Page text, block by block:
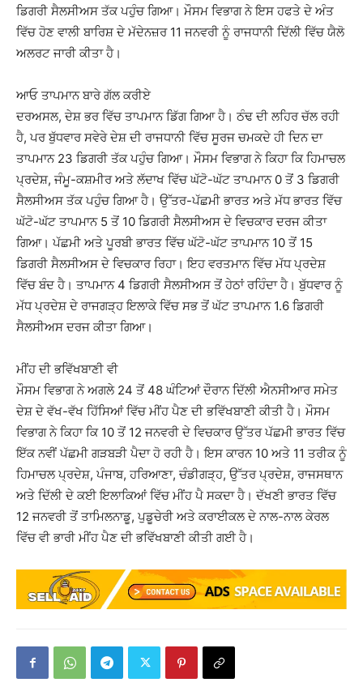
ਡਿਗਰੀ ਸੈਲਸੀਅਸ ਤੱਕ ਪਹੁੰਚ ਗਿਆ। ਮੌਸਮ ਵਿਭਾਗ ਨੇ ਇਸ ਹਫਤੇ ਦੇ ਅੰਤ
ਵਿੱਚ ਹੋਣ ਵਾਲੀ ਬਾਰਿਸ਼ ਦੇ ਮੱਦੇਨਜ਼ਰ 11 ਜਨਵਰੀ ਨੂੰ ਰਾਜਧਾਨੀ ਦਿੱਲੀ ਵਿੱਚ ਯੈਲੋ
ਅਲਰਟ ਜਾਰੀ ਕੀਤਾ ਹੈ।
ਆਓ ਤਾਪਮਾਨ ਬਾਰੇ ਗੱਲ ਕਰੀਏ
ਦਰਅਸਲ, ਦੇਸ਼ ਭਰ ਵਿੱਚ ਤਾਪਮਾਨ ਡਿੱਗ ਗਿਆ ਹੈ। ਠੰਢ ਦੀ ਲਹਿਰ ਚੱਲ ਰਹੀ
ਹੈ, ਪਰ ਬੁੱਧਵਾਰ ਸਵੇਰੇ ਦੇਸ਼ ਦੀ ਰਾਜਧਾਨੀ ਵਿੱਚ ਸੂਰਜ ਚਮਕਦੇ ਹੀ ਦਿਨ ਦਾ
ਤਾਪਮਾਨ 23 ਡਿਗਰੀ ਤੱਕ ਪਹੁੰਚ ਗਿਆ। ਮੌਸਮ ਵਿਭਾਗ ਨੇ ਕਿਹਾ ਕਿ ਹਿਮਾਚਲ
ਪ੍ਰਦੇਸ਼, ਜੰਮੂ-ਕਸ਼ਮੀਰ ਅਤੇ ਲੱਦਾਖ ਵਿੱਚ ਘੱਟੋ-ਘੱਟ ਤਾਪਮਾਨ 0 ਤੋਂ 3 ਡਿਗਰੀ
ਸੈਲਸੀਅਸ ਤੱਕ ਪਹੁੰਚ ਗਿਆ ਹੈ। ਉੱਤਰ-ਪੱਛਮੀ ਭਾਰਤ ਅਤੇ ਮੱਧ ਭਾਰਤ ਵਿੱਚ
ਘੱਟੋ-ਘੱਟ ਤਾਪਮਾਨ 5 ਤੋਂ 10 ਡਿਗਰੀ ਸੈਲਸੀਅਸ ਦੇ ਵਿਚਕਾਰ ਦਰਜ ਕੀਤਾ
ਗਿਆ। ਪੱਛਮੀ ਅਤੇ ਪੂਰਬੀ ਭਾਰਤ ਵਿੱਚ ਘੱਟੋ-ਘੱਟ ਤਾਪਮਾਨ 10 ਤੋਂ 15
ਡਿਗਰੀ ਸੈਲਸੀਅਸ ਦੇ ਵਿਚਕਾਰ ਰਿਹਾ। ਇਹ ਵਰਤਮਾਨ ਵਿੱਚ ਮੱਧ ਪ੍ਰਦੇਸ਼
ਵਿੱਚ ਬੰਦ ਹੈ। ਤਾਪਮਾਨ 4 ਡਿਗਰੀ ਸੈਲਸੀਅਸ ਤੋਂ ਹੇਠਾਂ ਰਹਿੰਦਾ ਹੈ। ਬੁੱਧਵਾਰ ਨੂੰ
ਮੱਧ ਪ੍ਰਦੇਸ਼ ਦੇ ਰਾਜਗੜ੍ਹ ਇਲਾਕੇ ਵਿੱਚ ਸਭ ਤੋਂ ਘੱਟ ਤਾਪਮਾਨ 1.6 ਡਿਗਰੀ
ਸੈਲਸੀਅਸ ਦਰਜ ਕੀਤਾ ਗਿਆ।
ਮੀਂਹ ਦੀ ਭਵਿੱਖਬਾਣੀ ਵੀ
ਮੌਸਮ ਵਿਭਾਗ ਨੇ ਅਗਲੇ 24 ਤੋਂ 48 ਘੰਟਿਆਂ ਦੌਰਾਨ ਦਿੱਲੀ ਐਨਸੀਆਰ ਸਮੇਤ
ਦੇਸ਼ ਦੇ ਵੱਖ-ਵੱਖ ਹਿੱਸਿਆਂ ਵਿੱਚ ਮੀਂਹ ਪੈਣ ਦੀ ਭਵਿੱਖਬਾਣੀ ਕੀਤੀ ਹੈ। ਮੌਸਮ
ਵਿਭਾਗ ਨੇ ਕਿਹਾ ਕਿ 10 ਤੋਂ 12 ਜਨਵਰੀ ਦੇ ਵਿਚਕਾਰ ਉੱਤਰ ਪੱਛਮੀ ਭਾਰਤ ਵਿੱਚ
ਇੱਕ ਨਵੀਂ ਪੱਛਮੀ ਗੜਬੜੀ ਪੈਦਾ ਹੋ ਰਹੀ ਹੈ। ਇਸ ਕਾਰਨ 10 ਅਤੇ 11 ਤਰੀਕ ਨੂੰ
ਹਿਮਾਚਲ ਪ੍ਰਦੇਸ਼, ਪੰਜਾਬ, ਹਰਿਆਣਾ, ਚੰਡੀਗੜ੍ਹ, ਉੱਤਰ ਪ੍ਰਦੇਸ਼, ਰਾਜਸਥਾਨ
ਅਤੇ ਦਿੱਲੀ ਦੇ ਕਈ ਇਲਾਕਿਆਂ ਵਿੱਚ ਮੀਂਹ ਪੈ ਸਕਦਾ ਹੈ। ਦੱਖਣੀ ਭਾਰਤ ਵਿੱਚ
12 ਜਨਵਰੀ ਤੋਂ ਤਾਮਿਲਨਾਡੂ, ਪੁਡੂਚੇਰੀ ਅਤੇ ਕਰਾਈਕਲ ਦੇ ਨਾਲ-ਨਾਲ ਕੇਰਲ
ਵਿੱਚ ਵੀ ਭਾਰੀ ਮੀਂਹ ਪੈਣ ਦੀ ਭਵਿੱਖਬਾਣੀ ਕੀਤੀ ਗਈ ਹੈ।